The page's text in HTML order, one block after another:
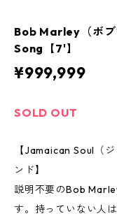
Bob Marley（ボ
Song【7'】
¥999,999
SOLD OUT
【Jamaican Soul（
ンド】
説明不要のBob
す。持っていない人は